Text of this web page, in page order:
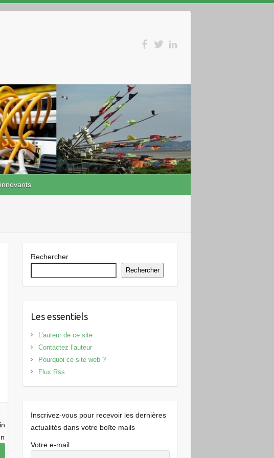
Rechercher
Rechercher
Les essentiels
L’auteur de ce site
Contactez l’auteur
Pourquoi ce site web ?
Flux Rss
Inscrivez-vous pour recevoir les dernières
actualités dans votre boîte mails
Votre e-mail